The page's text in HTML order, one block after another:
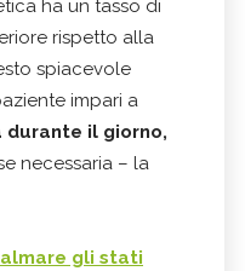
ha un tasso di
rispetto alla
spiacevole
impari a
il giorno,
necessaria – la
gli stati